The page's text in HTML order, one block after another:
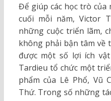
Để giúp các học trò của
cuối mỗi năm, Victor
những cuộc triển lãm,
không phải bận tâm về
được một số lợi ích
Tardieu tổ chức một
phẩm của Lê Phổ, Vũ
Thứ. Trong số những